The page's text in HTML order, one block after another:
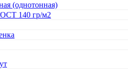
(однотонная)
140 гр/м2